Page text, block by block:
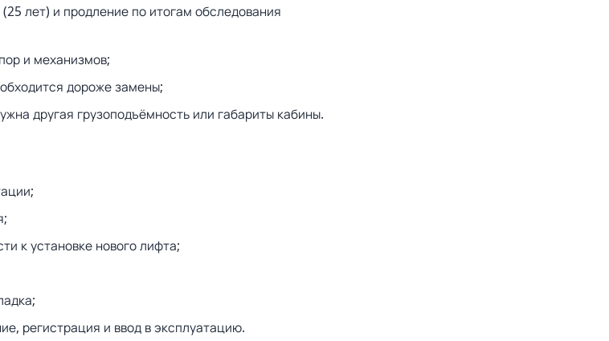
лет) и продление по итогам обследования
и механизмов;
дороже замены;
другая грузоподъёмность или габариты кабины.
к установке нового лифта;
регистрация и ввод в эксплуатацию.